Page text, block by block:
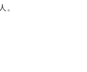
。